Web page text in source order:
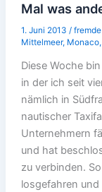
Mal was
1. Juni 2013 /
Mittelmeer, Monaco,
Diese Woche
in der ich seit
nämlich in
nautischer
Unternehmern
und hat
zu verbinden.
losgefahren